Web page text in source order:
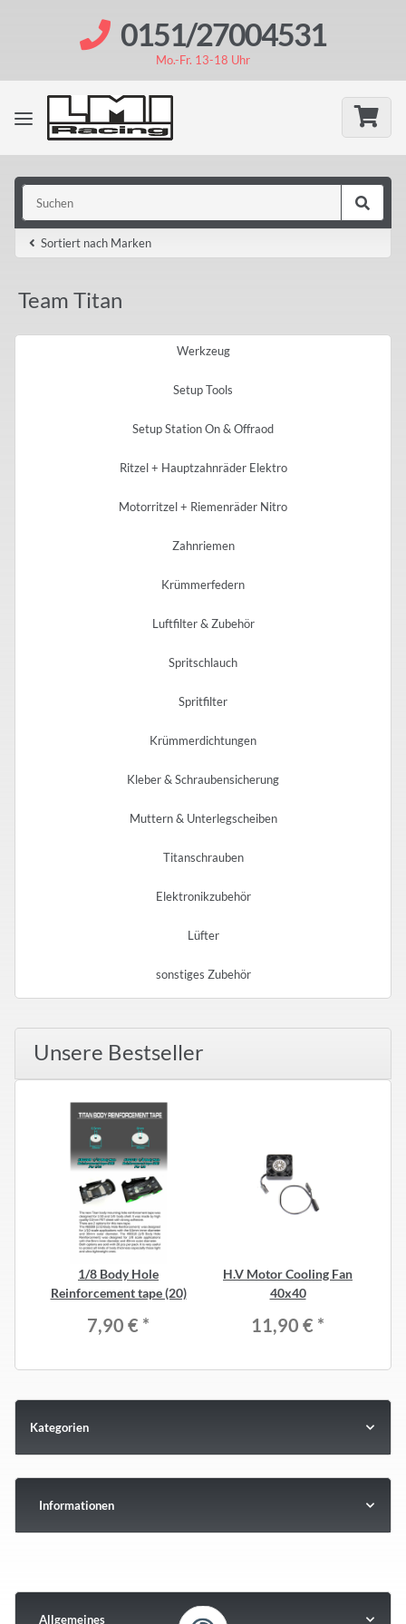
0151/27004531
Mo.-Fr. 13-18 Uhr
Sortiert nach Marken
Team Titan
Werkzeug
Setup Tools
Setup Station On & Offraod
Ritzel + Hauptzahnräder Elektro
Motorritzel + Riemenräder Nitro
Zahnriemen
Krümmerfedern
Luftfilter & Zubehör
Spritschlauch
Spritfilter
Krümmerdichtungen
Kleber & Schraubensicherung
Muttern & Unterlegscheiben
Titanschrauben
Elektronikzubehör
Lüfter
sonstiges Zubehör
Unsere Bestseller
1/8 Body Hole
Reinforcement tape (20)
7,90 € *
H.V Motor Cooling Fan
40x40
11,90 € *
Kategorien
Informationen
Allgemeines